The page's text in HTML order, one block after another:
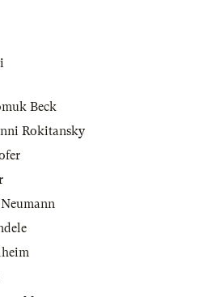
Beck
Rokitansky